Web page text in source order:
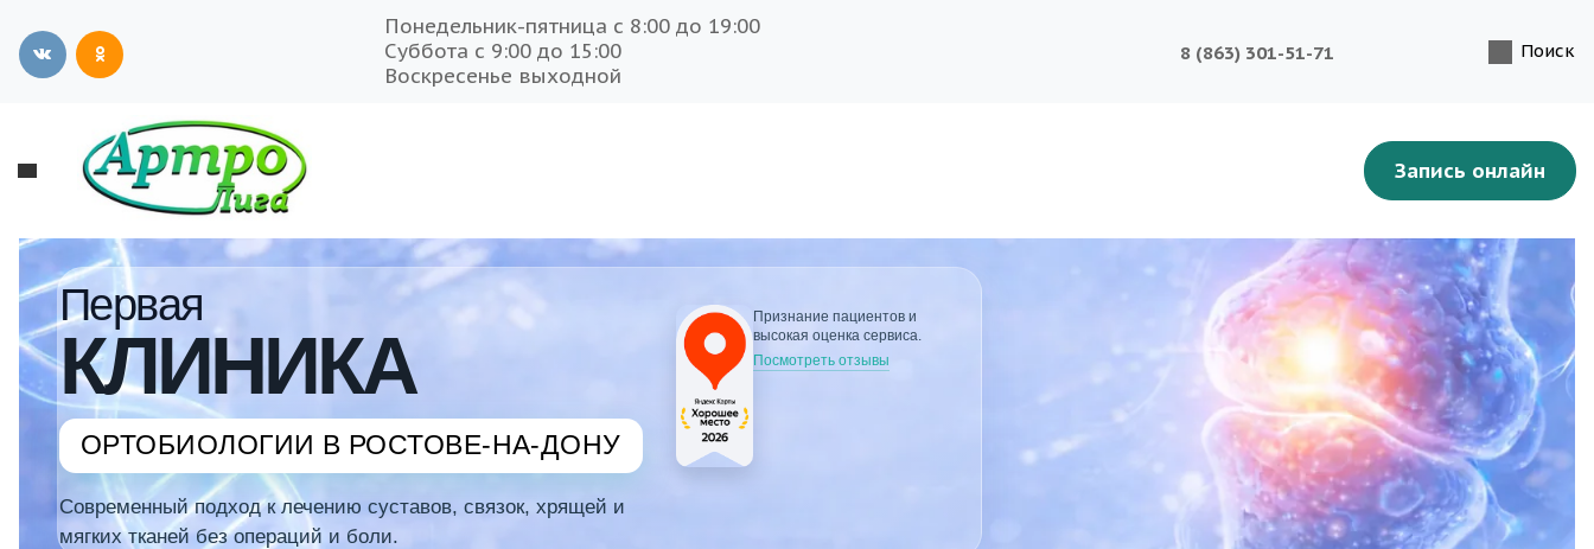
Понедельник-пятница с 8:00 до 19:00
Суббота с 9:00 до 15:00
Воскресенье выходной
8 (863) 301-51-71 Поиск
Запись онлайн
Первая
КЛИНИКА
Признание пациентов и
высокая оценка сервиса.
Посмотреть отзывы
ОРТОБИОЛОГИИ В РОСТОВЕ-НА-ДОНУ
Современный подход к лечению суставов, связок, хрящей и
мягких тканей без операций и боли.